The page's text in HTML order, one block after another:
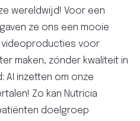
wereldwijd! Voor een
ze ons een mooie
videoproducties voor
maken, zónder kwaliteit in
AI inzetten om onze
Zo kan Nutricia
doelgroep